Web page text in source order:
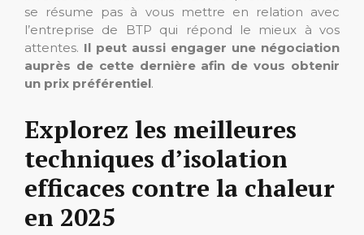
se résume pas à vous mettre en relation avec
l’entreprise de BTP qui répond le mieux à vos
attentes. Il peut aussi engager une négociation
auprès de cette dernière afin de vous obtenir
un prix préférentiel.
Explorez les meilleures
techniques d’isolation
efficaces contre la chaleur
en 2025